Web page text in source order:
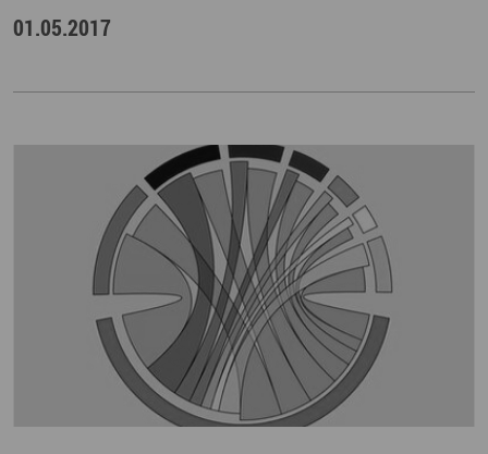
01.05.2017